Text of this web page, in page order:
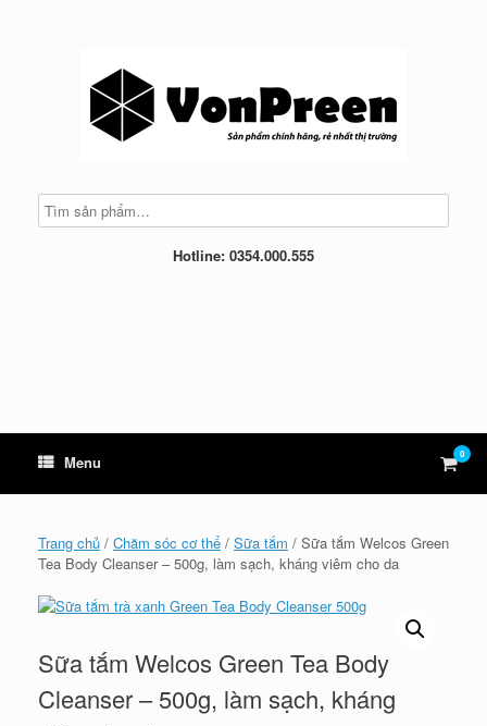
Hotline: 0354.000.555
Menu View
cart
0
Trang chủ / Chăm sóc cơ thể / Sữa tắm / Sữa tắm Welcos Green
Tea Body Cleanser – 500g, làm sạch, kháng viêm cho da
Sữa tắm Welcos Green Tea Body
Cleanser – 500g, làm sạch, kháng